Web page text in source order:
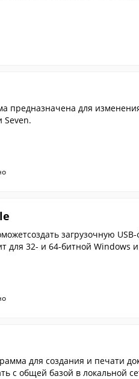
предназначена для
Seven.
загрузочную
для 32- и 64-битной Windows
для создания и печати
с общей базой в локальной